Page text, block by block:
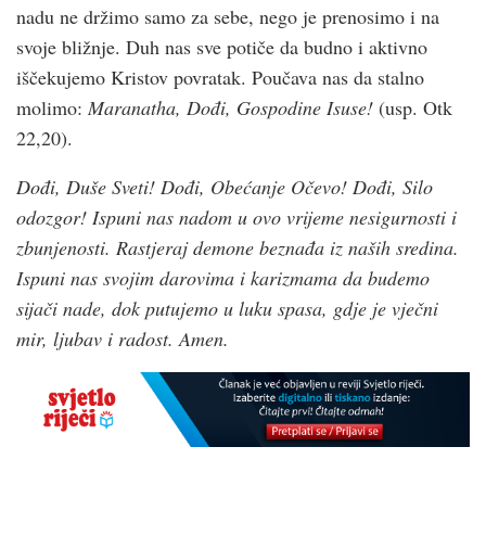
nadu ne držimo samo za sebe, nego je prenosimo i na
svoje bližnje. Duh nas sve potiče da budno i aktivno
iščekujemo Kristov povratak. Poučava nas da stalno
molimo: Maranatha, Dođi, Gospodine Isuse! (usp. Otk
22,20).
Dođi, Duše Sveti! Dođi, Obećanje Očevo! Dođi, Silo
odozgor! Ispuni nas nadom u ovo vrijeme nesigurnosti i
zbunjenosti. Rastjeraj demone beznađa iz naših sredina.
Ispuni nas svojim darovima i karizmama da budemo
sijači nade, dok putujemo u luku spasa, gdje je vječni
mir, ljubav i radost. Amen.